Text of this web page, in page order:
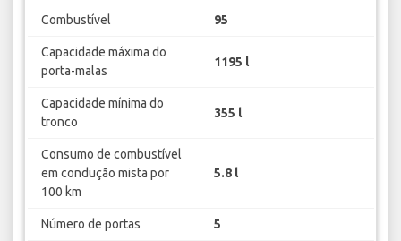
Combustível 95
Capacidade máxima do
porta-malas
1195 l
Capacidade mínima do
tronco
355 l
Consumo de combustível
em condução mista por
100 km
5.8 l
Número de portas 5